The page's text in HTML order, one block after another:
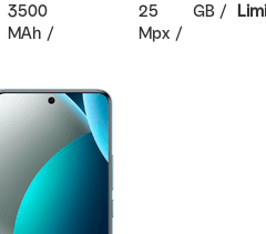
3500
MAh
25
Mpx
GB